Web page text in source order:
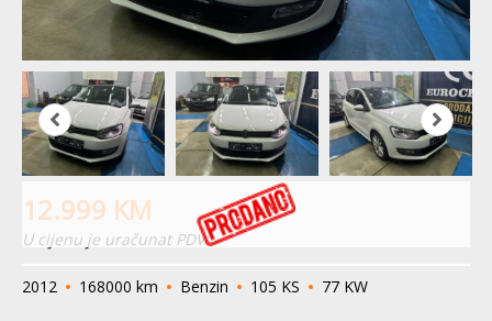
12.999 KM
U cijenu je uračunat PDV
2012 168000 km Benzin 105 KS 77 KW